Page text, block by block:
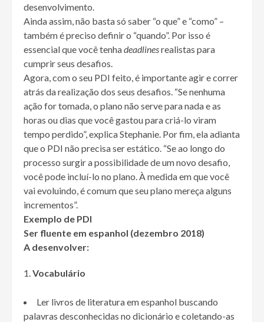
desenvolvimento.
Ainda assim, não basta só saber “o que” e “como” –
também é preciso definir o “quando”. Por isso é
essencial que você tenhadeadlinesrealistas para
cumprir seus desafios.
Agora, com o seu PDI feito, é importante agir e correr
atrás da realização dos seus desafios. “Se nenhuma
ação for tomada, o plano não serve para nada e as
horas ou dias que você gastou para criá-lo viram
tempo perdido”, explica Stephanie. Por fim, ela adianta
que o PDI não precisa ser estático. “Se ao longo do
processo surgir a possibilidade de um novo desafio,
você pode incluí-lo no plano. À medida em que você
vai evoluindo, é comum que seu plano mereça alguns
incrementos”.
Exemplo de PDI
Ser fluente em espanhol (dezembro 2018)
A desenvolver:
Vocabulário
Ler livros de literatura em espanhol buscando
palavras desconhecidas no dicionário e coletando-as